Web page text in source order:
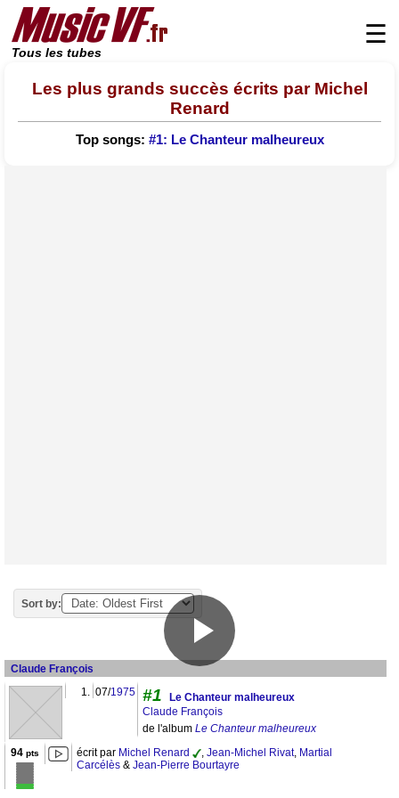
Tous les tubes
☰
Les plus grands succès écrits par Michel
Renard
Top songs: #1: Le Chanteur malheureux
Sort by:
Claude François
1. 07/1975 #1
Le Chanteur malheureux
Claude François
de l'album Le Chanteur malheureux
94 pts écrit par Michel Renard , Jean-Michel Rivat, Martial
Carcélès & Jean-Pierre Bourtayre